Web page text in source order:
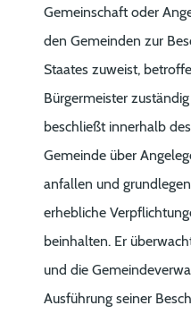
Gemeinschaft oder
den Gemeinden zur
Staates zuweist,
Bürgermeister
beschließt innerhalb
Gemeinde über
anfallen und
erhebliche
beinhalten. Er
und die
Ausführung seiner